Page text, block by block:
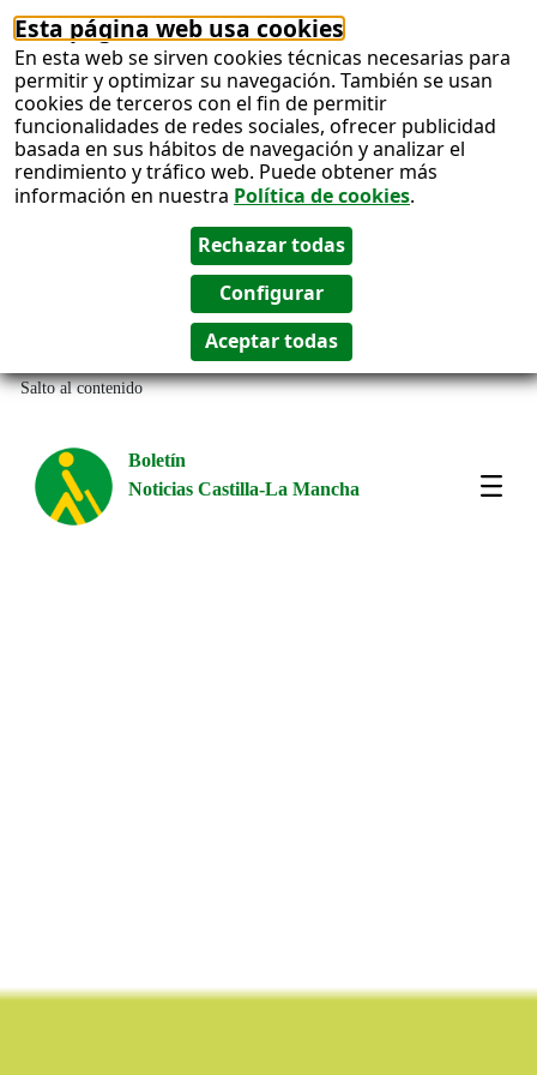
Esta página web usa cookies
En esta web se sirven cookies técnicas necesarias para
permitir y optimizar su navegación. También se usan
cookies de terceros con el fin de permitir
funcionalidades de redes sociales, ofrecer publicidad
basada en sus hábitos de navegación y analizar el
rendimiento y tráfico web. Puede obtener más
información en nuestra Política de cookies.
Salto al contenido
Boletín
Noticias Castilla-La Mancha